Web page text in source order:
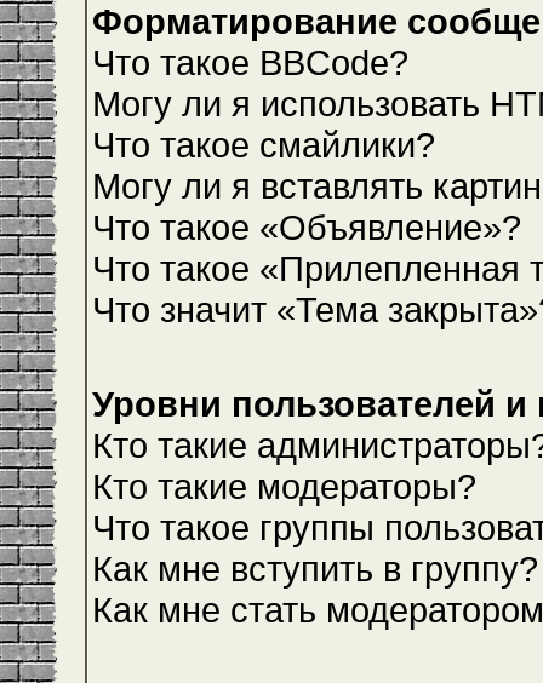
Форматирование
Что такое BBCode?
Могу ли я использовать
Что такое смайлики?
Могу ли я вставлять
Что такое «Объявление»?
Что такое «Прилепленная
Что значит «Тема
Уровни пользователей и
Кто такие
Кто такие модераторы?
Что такое группы
Как мне вступить в группу?
Как мне стать